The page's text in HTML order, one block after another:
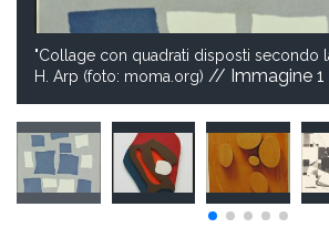
"Collage con quadrati disposti secondo
H. Arp (foto: moma.org) // Immagine 1